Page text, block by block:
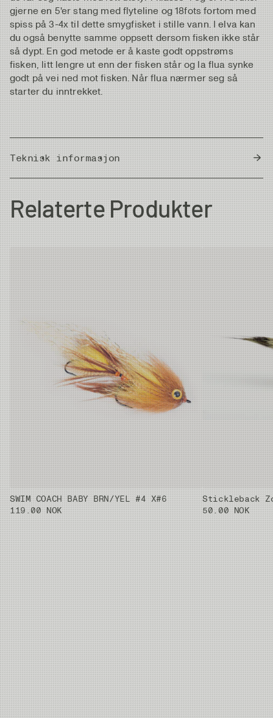
gjerne en 5'er stang med flyteline og 18fots fortom med
spiss på 3-4x til dette smygfisket i stille vann. I elva kan
du også benytte samme oppsett dersom fisken ikke står
så dypt. En god metode er å kaste godt oppstrøms
fisken, litt lengre ut enn der fisken står og la flua synke
godt på vei ned mot fisken. Når flua nærmer seg så
starter du inntrekket.
Teknisk informasjon
Country of Origin Thailand
Relaterte Produkter
SWIM COACH BABY BRN/YEL #4 X#6
119.00 NOK
Stickleback
50.00 NOK